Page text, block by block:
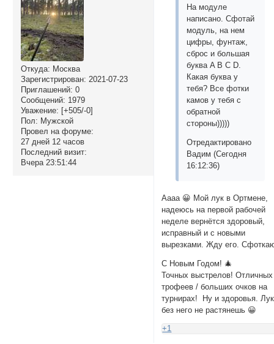
Откуда: Москва
Зарегистрирован: 2021-07-23
Приглашений: 0
Сообщений: 1979
Уважение: [+505/-0]
Пол: Мужской
Провел на форуме:
27 дней 12 часов
Последний визит:
Вчера 23:51:44
На модуле
написано. Сфотай
модуль, на нем
цифры, фунтаж,
сброс и большая
буква A B C D.
Какая буква у
тебя? Все фотки
камов у тебя с
обратной
стороны)))))
Отредактировано
Вадим (Сегодня
16:12:36)
Аааа 😀 Мой лук в Ортмене,
надеюсь на первой рабочей
неделе вернётся здоровый,
исправный и с новыми
вырезками. Жду его.
С Новым Годом! 🎄
Точных выстрелов! Отличных
трофеев / больших очков на
турнирах! Ну и здоровья. Лук
без него не растянешь 😀
+1